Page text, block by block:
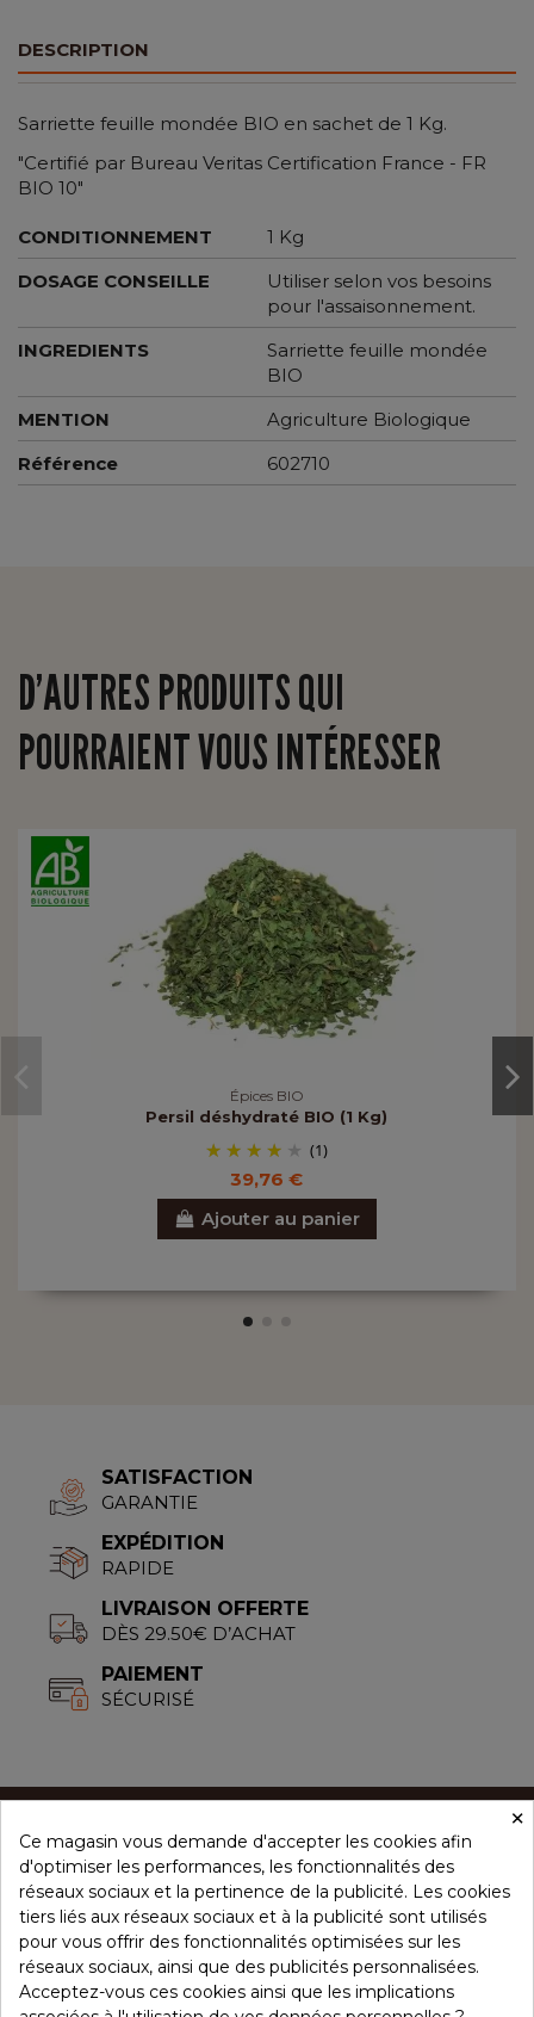
DESCRIPTION
Sarriette feuille mondée BIO en sachet de 1 Kg.
"Certifié par Bureau Veritas Certification France - FR
BIO 10"
CONDITIONNEMENT
1 Kg
DOSAGE CONSEILLE
Utiliser selon vos besoins
pour l'assaisonnement.
INGREDIENTS
Sarriette feuille mondée
BIO
MENTION
Agriculture Biologique
Référence
602710
D’AUTRES PRODUITS QUI
POURRAIENT VOUS INTÉRESSER
Épices BIO
Persil déshydraté BIO (1 Kg)
(1)
39,76 €
Ajouter au panier
SATISFACTION
GARANTIE
EXPÉDITION
RAPIDE
LIVRAISON OFFERTE
DÈS 29.50€ D’ACHAT
PAIEMENT
SÉCURISÉ
CONCEPT ÉPICES
NOS PRODUITS
×
Ce magasin vous demande d'accepter les cookies afin
d'optimiser les performances, les fonctionnalités des
réseaux sociaux et la pertinence de la publicité. Les cookies
tiers liés aux réseaux sociaux et à la publicité sont utilisés
pour vous offrir des fonctionnalités optimisées sur les
réseaux sociaux, ainsi que des publicités personnalisées.
Acceptez-vous ces cookies ainsi que les implications